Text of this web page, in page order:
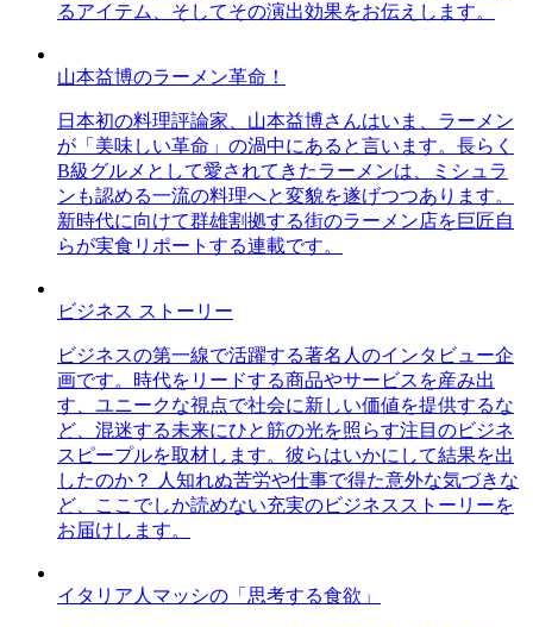
るアイテム、そしてその演出効果をお伝えします。
山本益博のラーメン革命！
日本初の料理評論家、山本益博さんはいま、ラーメン
が「美味しい革命」の渦中にあると言います。長らく
B級グルメとして愛されてきたラーメンは、ミシュラ
ンも認める一流の料理へと変貌を遂げつつあります。
新時代に向けて群雄割拠する街のラーメン店を巨匠自
らが実食リポートする連載です。
ビジネス ストーリー
ビジネスの第一線で活躍する著名人のインタビュー企
画です。時代をリードする商品やサービスを産み出
す、ユニークな視点で社会に新しい価値を提供するな
ど、混迷する未来にひと筋の光を照らす注目のビジネ
スピープルを取材します。彼らはいかにして結果を出
したのか？ 人知れぬ苦労や仕事で得た意外な気づきな
ど、ここでしか読めない充実のビジネスストーリーを
お届けします。
イタリア人マッシの「思考する食欲」